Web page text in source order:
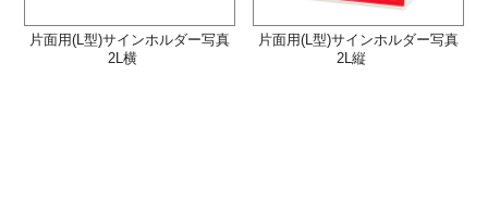
片面用(L型)サインホルダー写真
2L横
片面用(L型)サインホルダー写真
2L縦